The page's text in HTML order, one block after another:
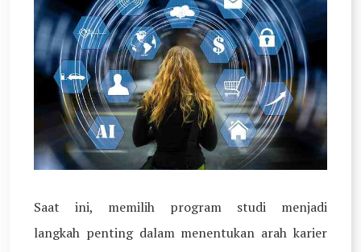
Saat ini, memilih program studi menjadi
langkah penting dalam menentukan arah karier